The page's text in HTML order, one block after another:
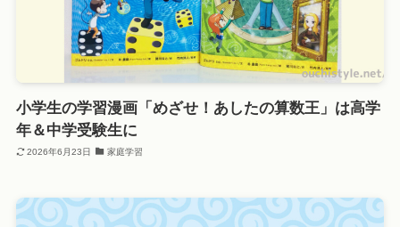
小学生の学習漫画「めざせ！あしたの算数王」は高学
年＆中学受験生に
2026年6月23日 家庭学習